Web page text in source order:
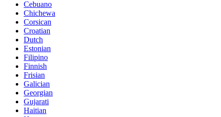
Cebuano
Chichewa
Corsican
Croatian
Dutch
Estonian
Filipino
Finnish
Frisian
Galician
Georgian
Gujarati
Haitian